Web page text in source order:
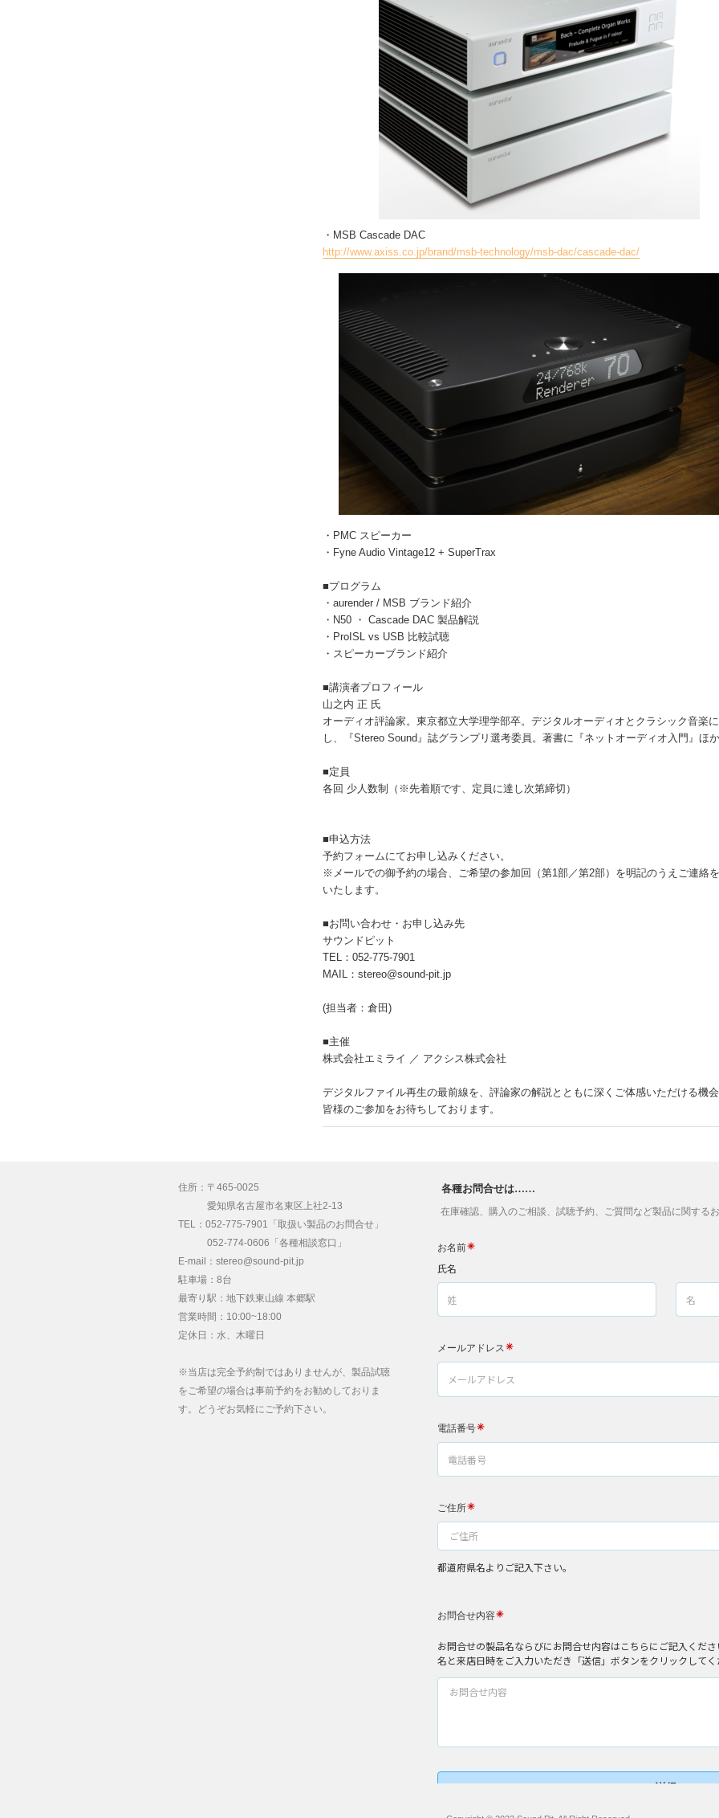
・MSB Cascade DAC
http://www.axiss.co.jp/brand/msb-technology/msb-dac/cascade-dac/
・PMC スピーカー
・Fyne Audio Vintage12 + SuperTrax
■プログラム
・aurender / MSB ブランド紹介
・N50 ・ Cascade DAC 製品解説
・ProISL vs USB 比較試聴
・スピーカーブランド紹介
■講演者プロフィール
山之内 正 氏
オーディオ評論家。東京都立大学理学部卒。デジタルオーディオとクラシック音楽
し、『Stereo Sound』誌グランプリ選考委員。著書に『ネットオーディオ入門』ほ
■定員
各回 少人数制（※先着順です、定員に達し次第締切）
■申込方法
予約フォームにてお申し込みください。
※メールでの御予約の場合、ご希望の参加回（第1部／第2部）を明記のうえご連絡
いたします。
■お問い合わせ・お申し込み先
サウンドピット
TEL：052-775-7901
MAIL：stereo@sound-pit.jp
(担当者：倉田)
■主催
株式会社エミライ ／ アクシス株式会社
デジタルファイル再生の最前線を、評論家の解説とともに深くご体感いただける機
皆様のご参加をお待ちしております。
住所：〒465-0025
愛知県名古屋市名東区上社2-13
TEL：052-775-7901「取扱い製品のお問合せ」
052-774-0606「各種相談窓口」
E-mail：stereo@sound-pit.jp
駐車場：8台
最寄り駅：地下鉄東山線 本郷駅
営業時間：10:00~18:00
定休日：水、木曜日
※当店は完全予約制ではありませんが、製品試聴
をご希望の場合は事前予約をお勧めしておりま
す。どうぞお気軽にご予約下さい。
各種お問合せは……
在庫確認、購入のご相談、試聴予約、ご質問など製品に関する